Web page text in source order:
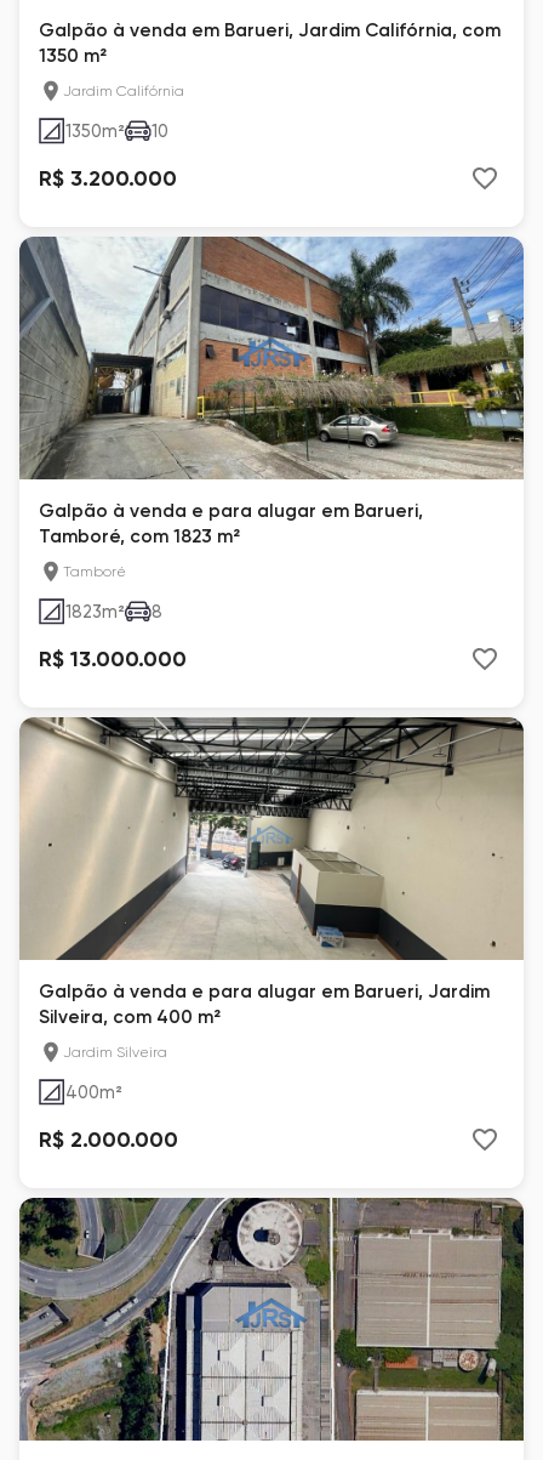
Galpão à venda em Barueri, Jardim Califórnia, com
1350 m²
Jardim Califórnia
1350m² 10
R$ 3.200.000
Galpão à venda e para alugar em Barueri,
Tamboré, com 1823 m²
Tamboré
1823m² 8
R$ 13.000.000
Galpão à venda e para alugar em Barueri, Jardim
Silveira, com 400 m²
Jardim Silveira
400m²
R$ 2.000.000